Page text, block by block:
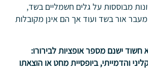
מבוססות על גלים חשמליים בשד,
אור בשד ועוד אך הם אינן מקובלות
ישנם מספר אופציות לבירורו:
והדמייתי, ביופסיית מחט או הוצאתו